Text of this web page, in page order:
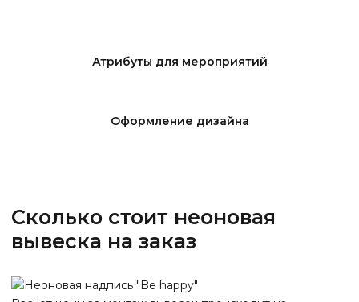
Атрибуты для мероприятий
Оформление дизайна
Сколько стоит неоновая
вывеска на заказ